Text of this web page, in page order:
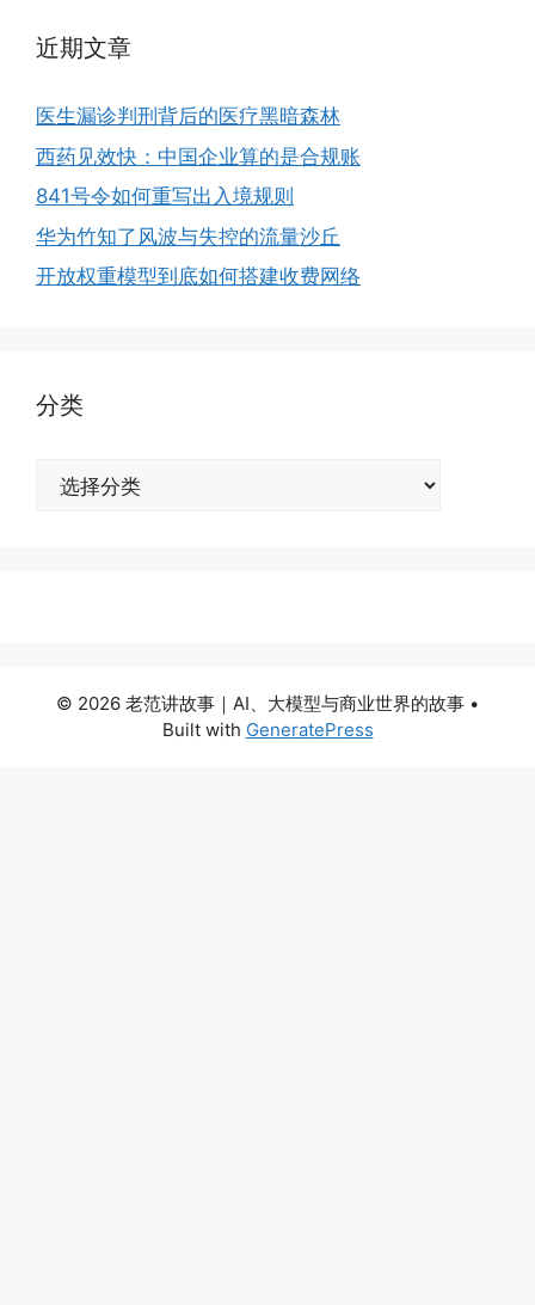
近期文章
医生漏诊判刑背后的医疗黑暗森林
西药见效快：中国企业算的是合规账
841号令如何重写出入境规则
华为竹知了风波与失控的流量沙丘
开放权重模型到底如何搭建收费网络
分类
© 2026 老范讲故事｜AI、大模型与商业世界的故事 •
Built with GeneratePress